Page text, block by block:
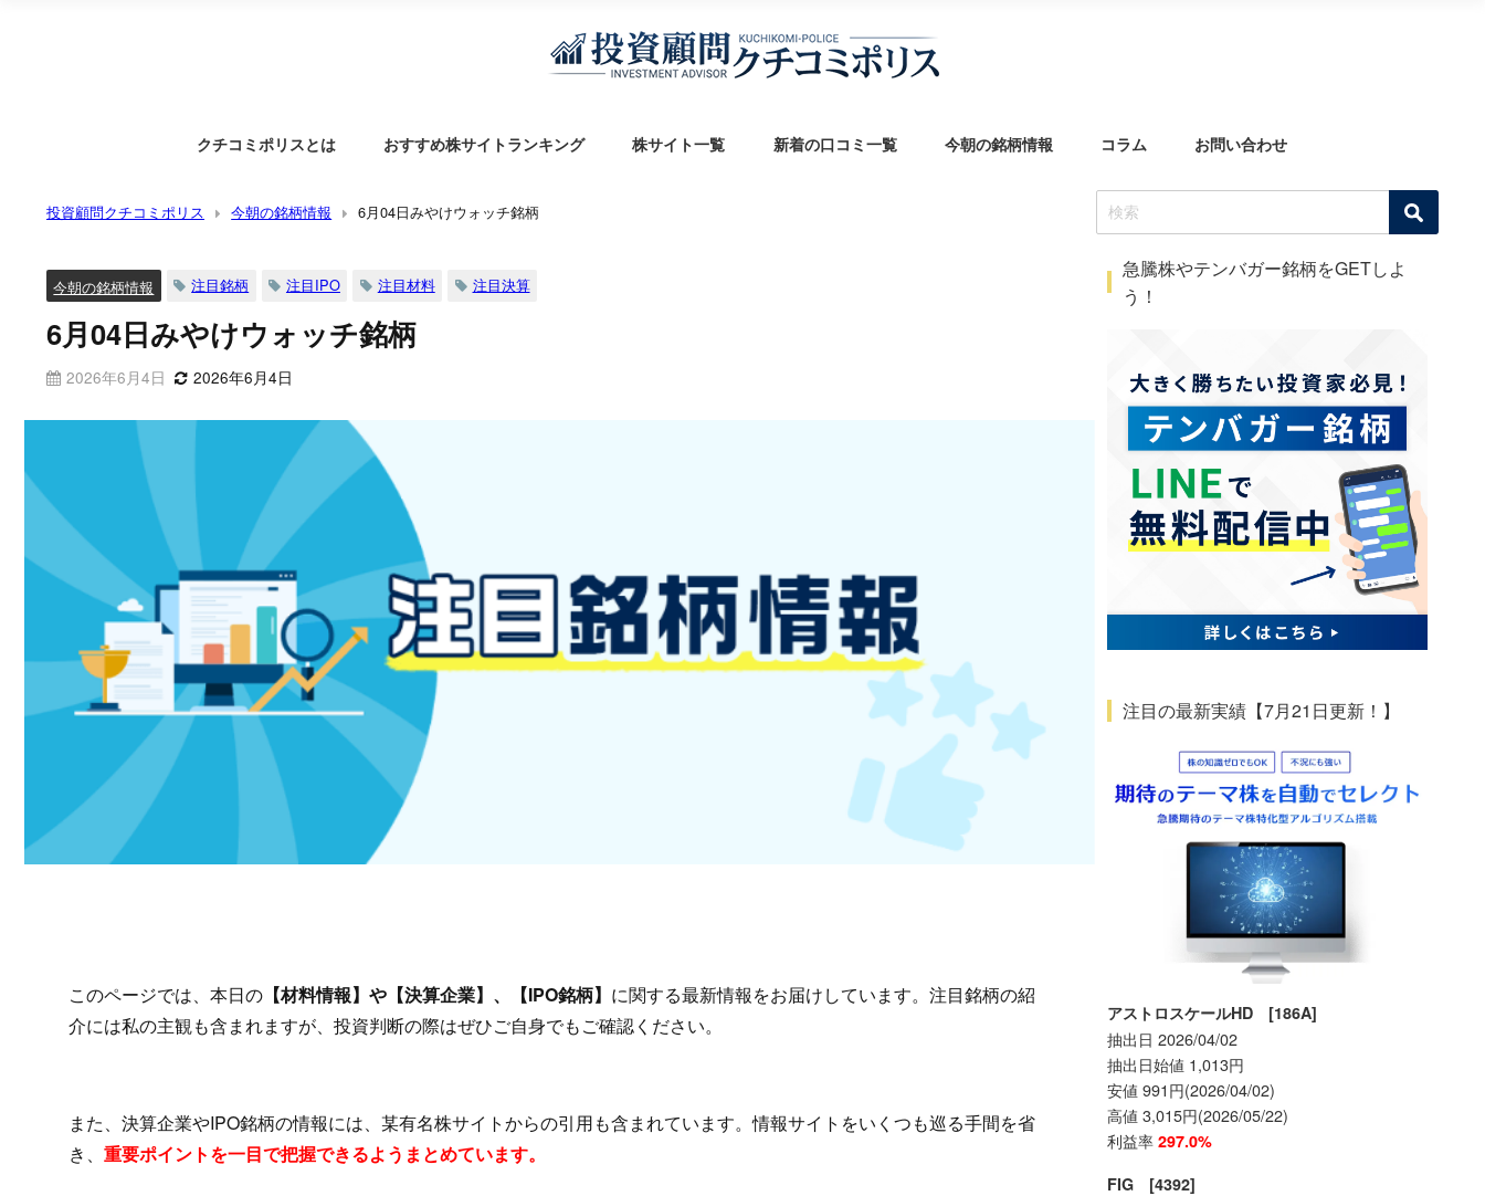
クチコミポリスとは おすすめ株サイトランキング 株サイト一覧 新着の口コミ一覧 今朝の銘柄情報 コラム お問い合わせ
投資顧問クチコミポリス 今朝の銘柄情報 6月04日みやけウォッチ銘柄
今朝の銘柄情報 注目銘柄 注目IPO 注目材料 注目決算
6月04日みやけウォッチ銘柄
2026年6月4日 2026年6月4日
このページでは、本日の 【材料情報】や【決算企業】、【IPO銘柄】 に関する最新情報をお届けしています。注目銘柄の紹
介には私の主観も含まれますが、投資判断の際はぜひご自身でもご確認ください。
また、決算企業やIPO銘柄の情報には、某有名株サイトからの引用も含まれています。情報サイトをいくつも巡る手間を省
き、 重要ポイントを一目で把握できるようまとめています。
急騰株やテンバガー銘柄をGETしよ
う！
注目の最新実績【7月21日更新！】
アストロスケールHD [186A]
抽出日 2026/04/02
抽出日始値 1,013円
安値 991円(2026/04/02)
高値 3,015円(2026/05/22)
利益率 297.0%
FIG [4392]